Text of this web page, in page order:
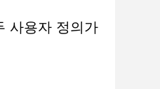
사용자 정의가